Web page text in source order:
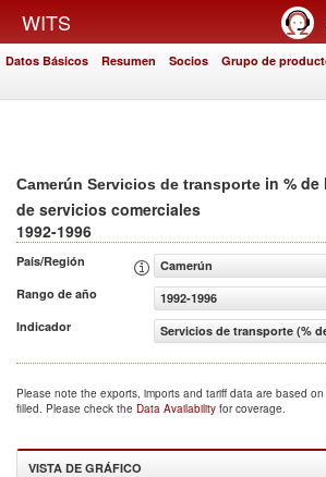
WITS
Datos Básicos Resumen Socios Grupo de
Camerún Servicios de transporte in %
de servicios comerciales
1992-1996
País/Región
Camerún
Rango de año
1992-1996
Indicador
Servicios de transporte (%
Please note the exports, imports and tariff data are based
filled. Please check the Data Availability for coverage.
VISTA DE GRÁFICO